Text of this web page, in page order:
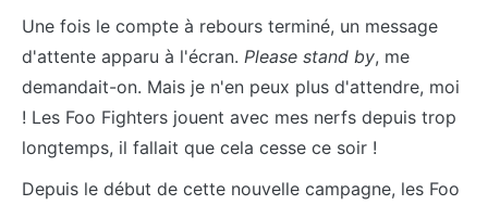
Une fois le compte à rebours terminé, un message
d'attente apparu à l'écran. Please stand by, me
demandait-on. Mais je n'en peux plus d'attendre, moi
! Les Foo Fighters jouent avec mes nerfs depuis trop
longtemps, il fallait que cela cesse ce soir !
Depuis le début de cette nouvelle campagne, les Foo